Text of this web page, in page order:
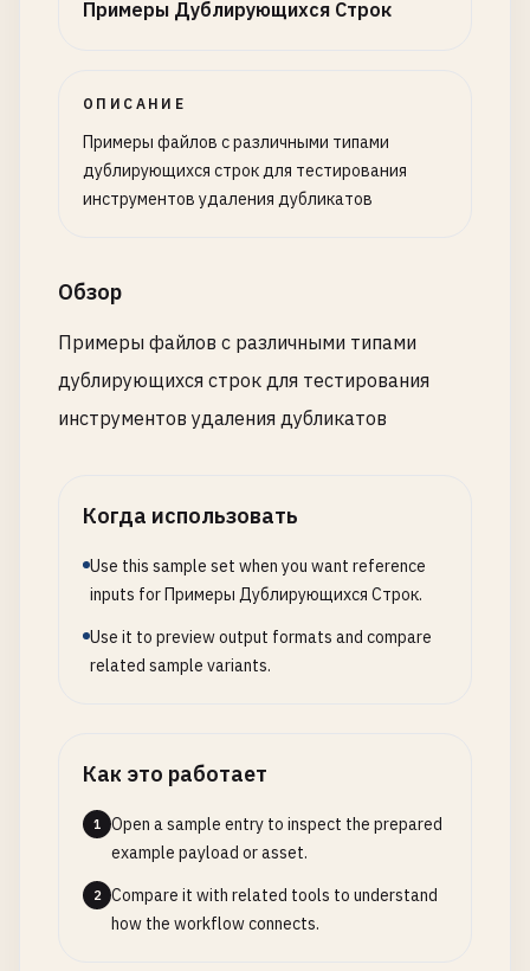
Примеры Дублирующихся Строк
ОПИСАНИЕ
Примеры файлов с различными типами
дублирующихся строк для тестирования
инструментов удаления дубликатов
Обзор
Примеры файлов с различными типами
дублирующихся строк для тестирования
инструментов удаления дубликатов
Когда использовать
Use this sample set when you want reference
inputs for Примеры Дублирующихся Строк.
Use it to preview output formats and compare
related sample variants.
Как это работает
1
Open a sample entry to inspect the prepared
example payload or asset.
2
Compare it with related tools to understand
how the workflow connects.